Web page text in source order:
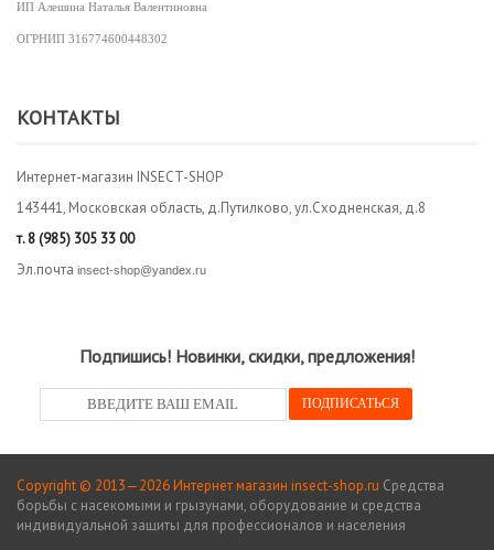
ИП Алешина Наталья Валентиновна
ОГРНИП 316774600448302
КОНТАКТЫ
Интернет-магазин INSECT-SHOP
143441, Московская область, д.Путилково, ул.Сходненская, д.8
т.8 (985) 305 33 00
Эл.почта insect-shop@yandex.ru
Подпишись! Новинки, скидки, предложения!
Copyright © 2013—2026 Интернет магазин insect-shop.ru Средства
борьбы с насекомыми и грызунами, оборудование и средства
индивидуальной защиты для профессионалов и населения